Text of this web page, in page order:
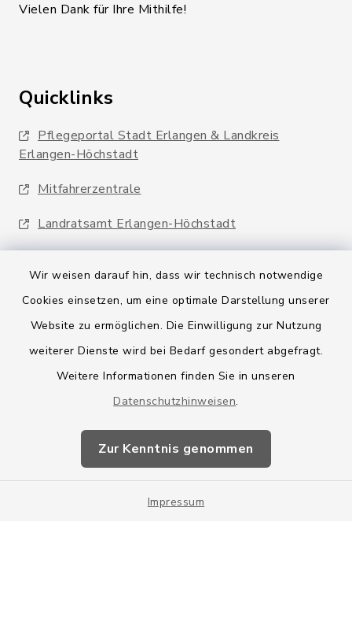
Wir weisen darauf hin, dass wir technisch notwendige
Cookies einsetzen, um eine optimale Darstellung unserer
Website zu ermöglichen. Die Einwilligung zur Nutzung
weiterer Dienste wird bei Bedarf gesondert abgefragt.
Weitere Informationen finden Sie in unseren
Datenschutzhinweisen.
Zur Kenntnis genommen
Impressum
Vielen Dank für Ihre Mithilfe!
Quicklinks
Pflegeportal Stadt Erlangen & Landkreis
Erlangen-Höchstadt
Mitfahrerzentrale
Landratsamt Erlangen-Höchstadt
Barrierefreiheit
Impressum
Sitemap